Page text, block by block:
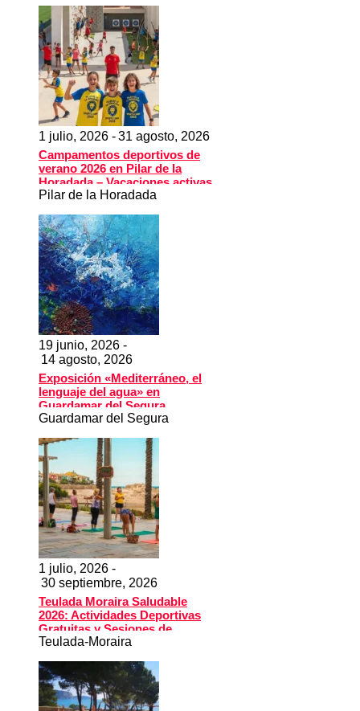
1 julio, 2026 -31 agosto, 2026
Campamentos deportivos de
verano 2026 en Pilar de la
Horadada – Vacaciones activas
para niños y adolescentes
Pilar de la Horadada
19 junio, 2026 -
14 agosto, 2026
Exposición «Mediterráneo, el
lenguaje del agua» en
Guardamar del Segura
Guardamar del Segura
1 julio, 2026 -
30 septiembre, 2026
Teulada Moraira Saludable
2026: Actividades Deportivas
Gratuitas y Sesiones de
Bienestar junto al Mar
Teulada-Moraira